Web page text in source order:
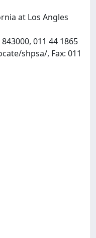
at Los Angles
011 44 1865
shpsa/, Fax: 011